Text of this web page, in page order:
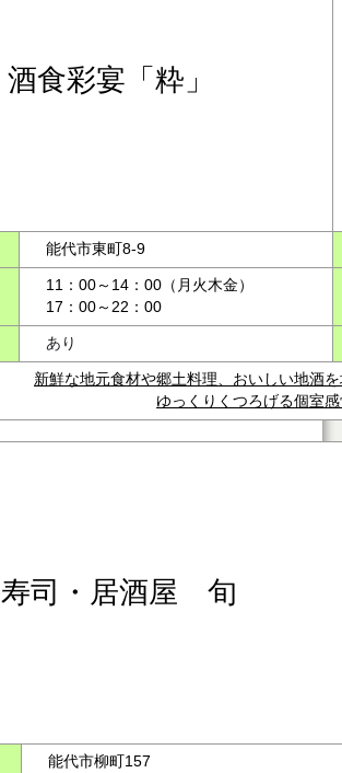
酒食彩宴「粋」
能代市東町8-9
11：00～14：00（月火木金）
17：00～22：00
あり
新鮮な地元食材や郷土料理、おいしい地酒
ゆっくりくつろげる個室
寿司・居酒屋 旬
能代市柳町157